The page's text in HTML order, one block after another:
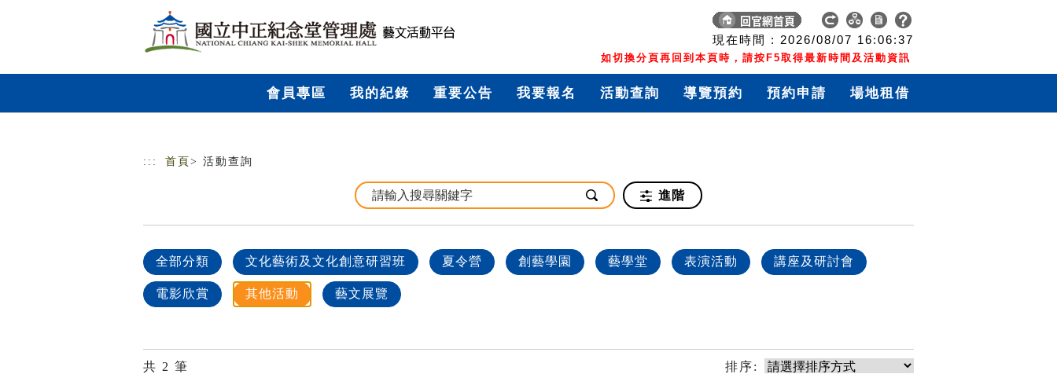
現在時間 : 2026/08/07 16:06:37
如切換分頁再回到本頁時，請按F5取得最新時間及活動資訊
會員專區 我的紀錄 重要公告 我要報名 活動查詢 導覽預約 預約申請 場地租借
::: 首頁 > 活動查詢
進階
全部分類 文化藝術及文化創意研習班 夏令營 創藝學園 藝學堂 表演活動 講座及研討會
電影欣賞 其他活動 藝文展覽
共 2 筆 排序: